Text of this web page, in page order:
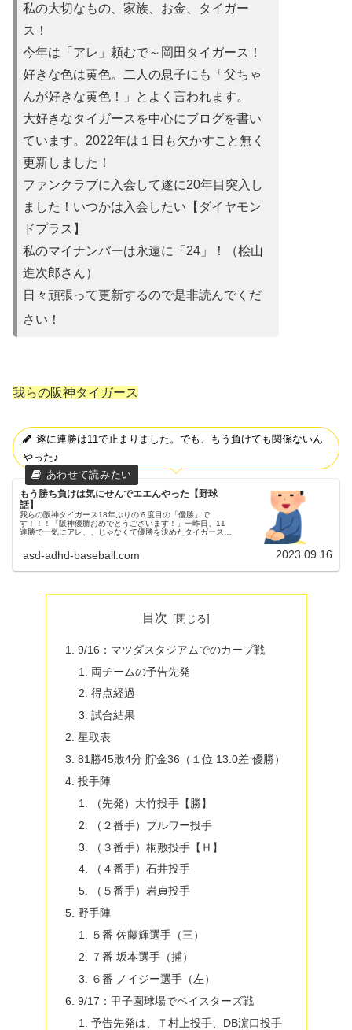
私の大切なもの、家族、お金、タイガー
ス！
今年は「アレ」頼むで～岡田タイガース！
好きな色は黄色。二人の息子にも「父ちゃ
んが好きな黄色！」とよ く言われます。
大好きなタイガースを中心にブログを書い
ています。2022年は １日も欠かすこと無く
更新しました！
ファンクラブに入会して遂に20年目突入し
ました！いつかは入会 したい【ダイヤモン
ドプラス】
私のマイナンバーは永遠に「24」！（桧山
進次郎さん）
日々頑張って更新するので是非読んでくだ
さい！
我らの阪神タイガース
遂に連勝は11で止まりました。でも、もう負けても関係ないん
やった♪
もう勝ち負けは気にせんでエエんやった【野球
話】
我らの阪神タイガース18年ぶりの６度目の「優勝」で
す！！！「阪神優勝おめでとうございます！」一昨日、11
連勝で一気にアレ、、じゃなくて優勝を決めたタイガース。
asd-adhd-baseball.com 2023.09.16
目次
9/16：マツダスタジアムでのカープ戦
両チームの予告先発
得点経過
試合結果
星取表
81勝45敗4分 貯金36（１位 13.0差 優勝）
投手陣
（先発）大竹投手【勝】
（２番手）ブルワー投手
（３番手）桐敷投手【Ｈ】
（４番手）石井投手
（５番手）岩貞投手
野手陣
５番 佐藤輝選手（三）
７番 坂本選手（捕）
６番 ノイジー選手（左）
9/17：甲子園球場でベイスターズ戦
予告先発は、Ｔ村上投手、DB濵口投手